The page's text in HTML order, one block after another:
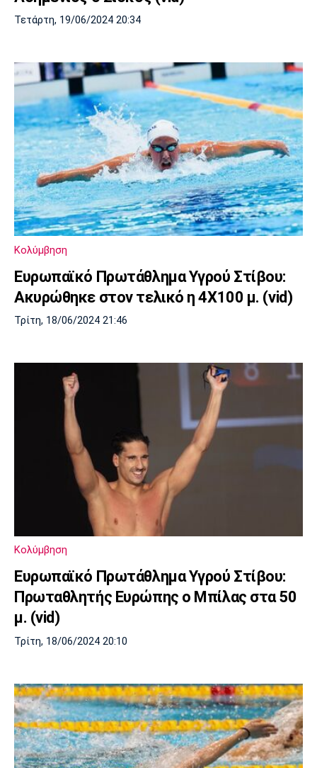
Τετάρτη, 19/06/2024 20:34
Κολύμβηση
Ευρωπαϊκό Πρωτάθλημα Υγρού Στίβου:
Ακυρώθηκε στον τελικό η 4Χ100 μ. (vid)
Τρίτη, 18/06/2024 21:46
Κολύμβηση
Ευρωπαϊκό Πρωτάθλημα Υγρού Στίβου:
Πρωταθλητής Ευρώπης ο Μπίλας στα 50
μ. (vid)
Τρίτη, 18/06/2024 20:10